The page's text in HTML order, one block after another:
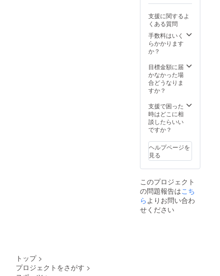
支援に関するよ
くある質問
手数料はいく
らかかります
か？
目標金額に届
かなかった場
合どうなりま
すか？
支援で困った
時はどこに相
談したらいい
ですか？
ヘルプページを
見る
このプロジェクト
の問題報告はこち
らよりお問い合わ
せください
トップ >
プロジェクトをさがす >